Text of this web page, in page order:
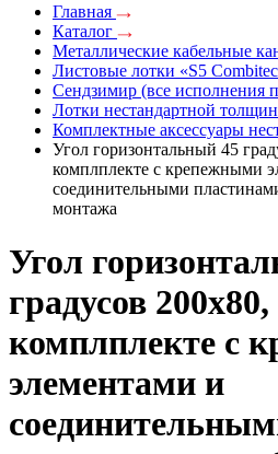
Главная
Каталог
Металлические кабельные
Листовые лотки «S5
Сендзимир (все исполнения
Лотки нестандартной
Комплектные аксессуары
Угол горизонтальный 45
комплплекте с крепежными
соединительными
монтажа
Угол
градусов
комплплекте с
элементами и